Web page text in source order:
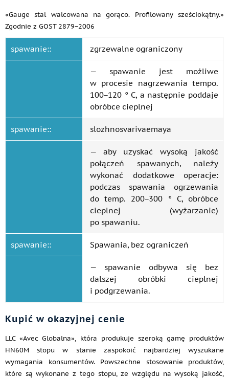
«Gauge stal walcowana na gorąco. Profilowany sześciokątny.»
Zgodnie z GOST 2879−2006
spawanie:: zgrzewalne ograniczony
— spawanie jest możliwe
w procesie nagrzewania tempo.
100−120 ° C, a następnie poddaje
obróbce cieplnej
spawanie:: slozhnosvarivaemaya
— aby uzyskać wysoką jakość
połączeń spawanych, należy
wykonać dodatkowe operacje:
podczas spawania ogrzewania
do temp. 200−300 ° C, obróbce
cieplnej (wyżarzanie)
po spawaniu.
spawanie:: Spawania, bez ograniczeń
— spawanie odbywa się bez
dalszej obróbki cieplnej
i podgrzewania.
Kupić w okazyjnej cenie
LLC «Avec Globalna», która produkuje szeroką gamę produktów
HN60M stopu w stanie zaspokoić najbardziej wyszukane
wymagania konsumentów. Powszechne stosowanie produktów,
które są wykonane z tego stopu, ze względu na wysoką jakość,